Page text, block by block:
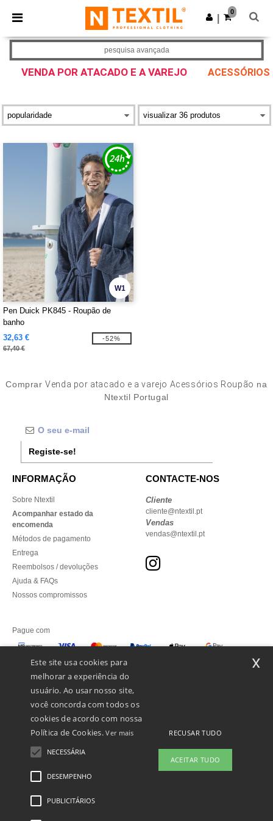
× App Ntextil
Melhores preços na app!
Obter app
0
VENDA POR ATACADO E A VAREJO ACESSÓRIOS
pesquisa avançada
W1
Pen Duick PK845 - Roupão de
banho
32,63 €
67,40 €
-52%
ComprarVenda por atacado e a varejo Acessórios Roupão na
Ntextil Portugal
Registe-se!
INFORMAÇÃO
Sobre Ntextil
Acompanhar estado da
encomenda
Métodos de pagamento
Entrega
Reembolsos / devoluções
Ajuda & FAQs
Nossos compromissos
CONTACTE-NOS
Cliente
cliente@ntextil.pt
Vendas
vendas@ntextil.pt
Pague com
Enviamos com
Menções Legais-Política de Privacidade
Este site usa cookies para
melhorar a experiência do
usuário. Ao usar nosso site,
você concorda com todos os
cookies de acordo com nossa
Política de Cookies.Ver mais
NECESSÁRIA
DESEMPENHO
PUBLICITÁRIOS
RECUSAR TUDO
ACEITAR TUDO
x